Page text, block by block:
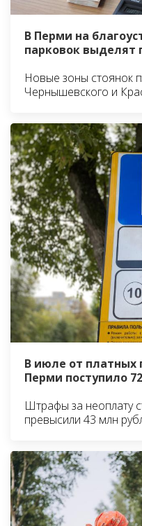
В Перми на
парковок выделят
Новые зоны стоянок
Чернышевского и
В июле от платных
Перми поступило
Штрафы за неоплату
превысили 43 млн